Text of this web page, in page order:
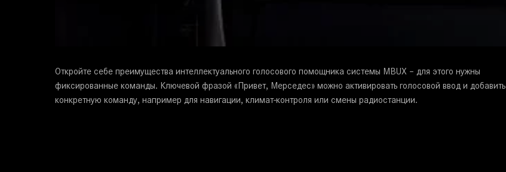
Откройте себе преимущества интеллектуального голосового помощника системы MBUX – для этого нужны
фиксированные команды. Ключевой фразой «Привет, Мерседес» можно активировать голосовой ввод и добавить
конкретную команду, например для навигации, климат-контроля или смены радиостанции.